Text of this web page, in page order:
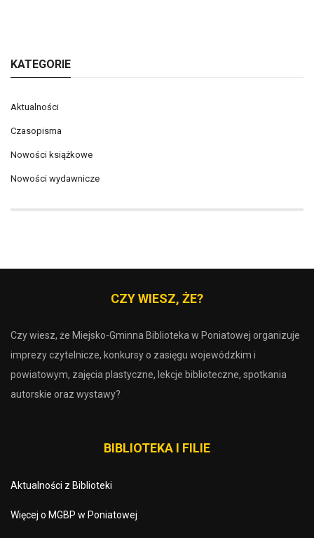
KATEGORIE
Aktualności
Czasopisma
Nowości książkowe
Nowości wydawnicze
CZY WIESZ, ŻE?
Czy wiesz, że Miejsko-Gminna Biblioteka w Poniatowej organizuje
imprezy czytelnicze, konkursy o zasięgu wojewódzkim i
powiatowym, zajęcia plastyczne, lekcje biblioteczne, spotkania
autorskie oraz wystawy?
BIBLIOTEKA I FILIE
Aktualności z Biblioteki
Więcej o MGBP w Poniatowej